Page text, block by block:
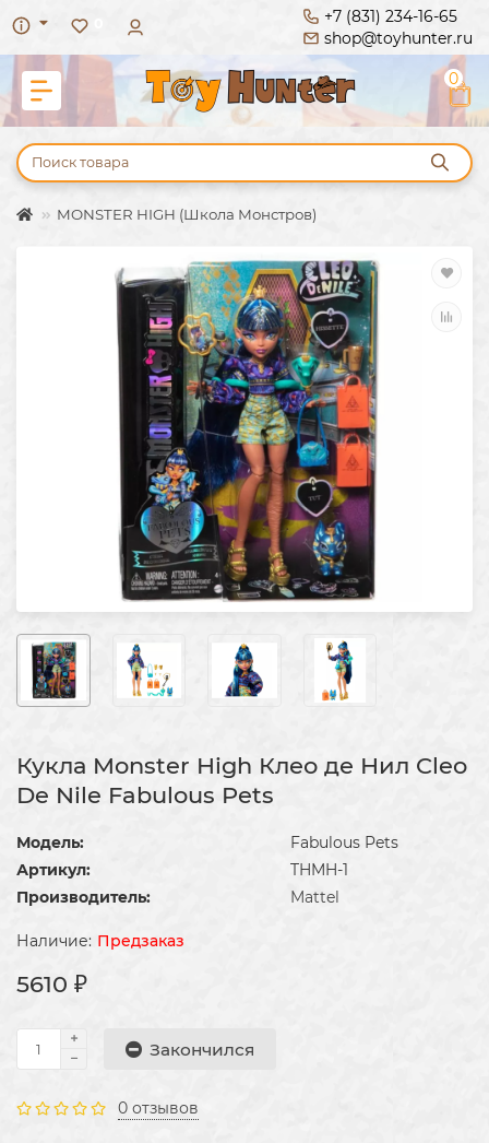
+7 (831) 234-16-65
shop@toyhunter.ru
0
MONSTER HIGH (Школа Монстров)
Кукла Monster High Клео де Нил Cleo
De Nile Fabulous Pets
Модель:
Fabulous Pets
Артикул:
THMH-1
Производитель:
Mattel
Предзаказ
5610 ₽
Закончился
0 отзывов